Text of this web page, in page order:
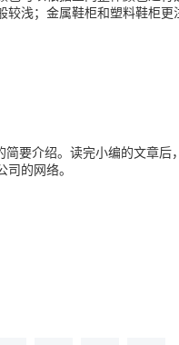
浅；金属鞋柜和塑料鞋柜
要介绍。读完小编的文章后
的网络。